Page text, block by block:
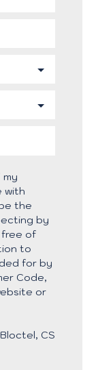
with
the
by
of
to
for by
Code,
or
CS